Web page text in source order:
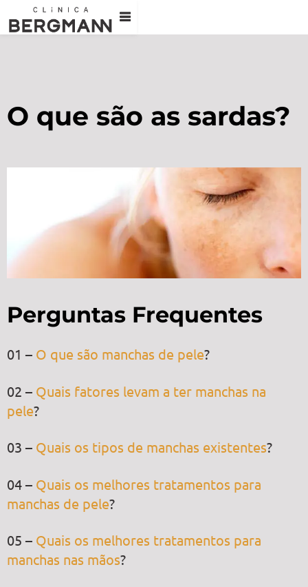
O que são as sardas?
Perguntas Frequentes
01 – O que são manchas de pele?
02 – Quais fatores levam a ter manchas na
pele?
03 – Quais os tipos de manchas existentes?
04 – Quais os melhores tratamentos para
manchas de pele?
05 – Quais os melhores tratamentos para
manchas nas mãos?